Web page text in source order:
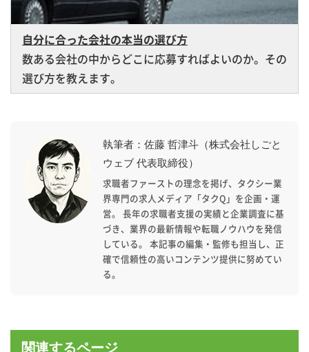
自分に合った会社の本当の選び方
数ある会社の中からどこに応募すればよいのか。その
選び方を教えます。
執筆者：佐藤 哲津斗（株式会社しごと
ウェブ 代表取締役）
求職者ファーストの理念を掲げ、タクシー業
界専門の求人メディア「タクQ」を企画・運
営。 長年の求職者支援の実績と企業調査に基
づき、業界の最新情報や転職ノウハウを発信
している。 本記事の編集・監修も担当し、正
確で信頼性の高いコンテンツ提供に努めてい
る。
関連するページ